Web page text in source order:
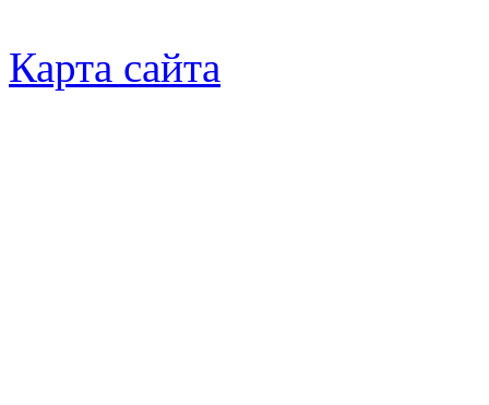
Карта сайта